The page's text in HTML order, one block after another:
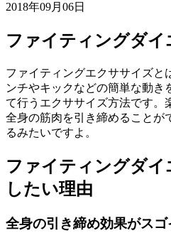
2018年09月06日
ファイティングダイ
ファイティングエクササイズと
ンチやキックなどの簡単な動き
て行うエクササイズ方法です。
全身の筋肉を引き締めることが
るみたいですよ。
ファイティングダイ
したい理由
全身の引き締め効果がスゴ